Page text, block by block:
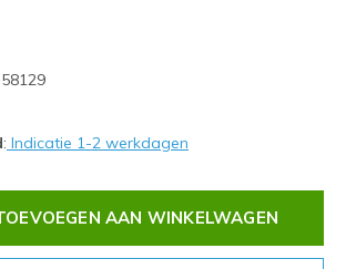
: Indicatie 1-2 werkdagen
AAN WINKELWAGEN